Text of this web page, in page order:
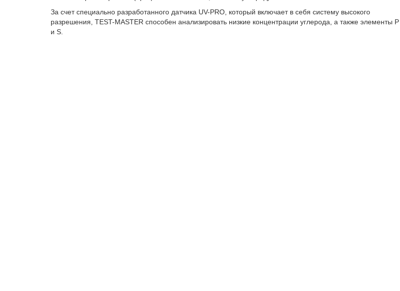
За счет специально разработанного датчика UV-PRO, который включает в себя систему высокого
разрешения, TEST-MASTER способен анализировать низкие концентрации углерода, а также элементы P
и S.